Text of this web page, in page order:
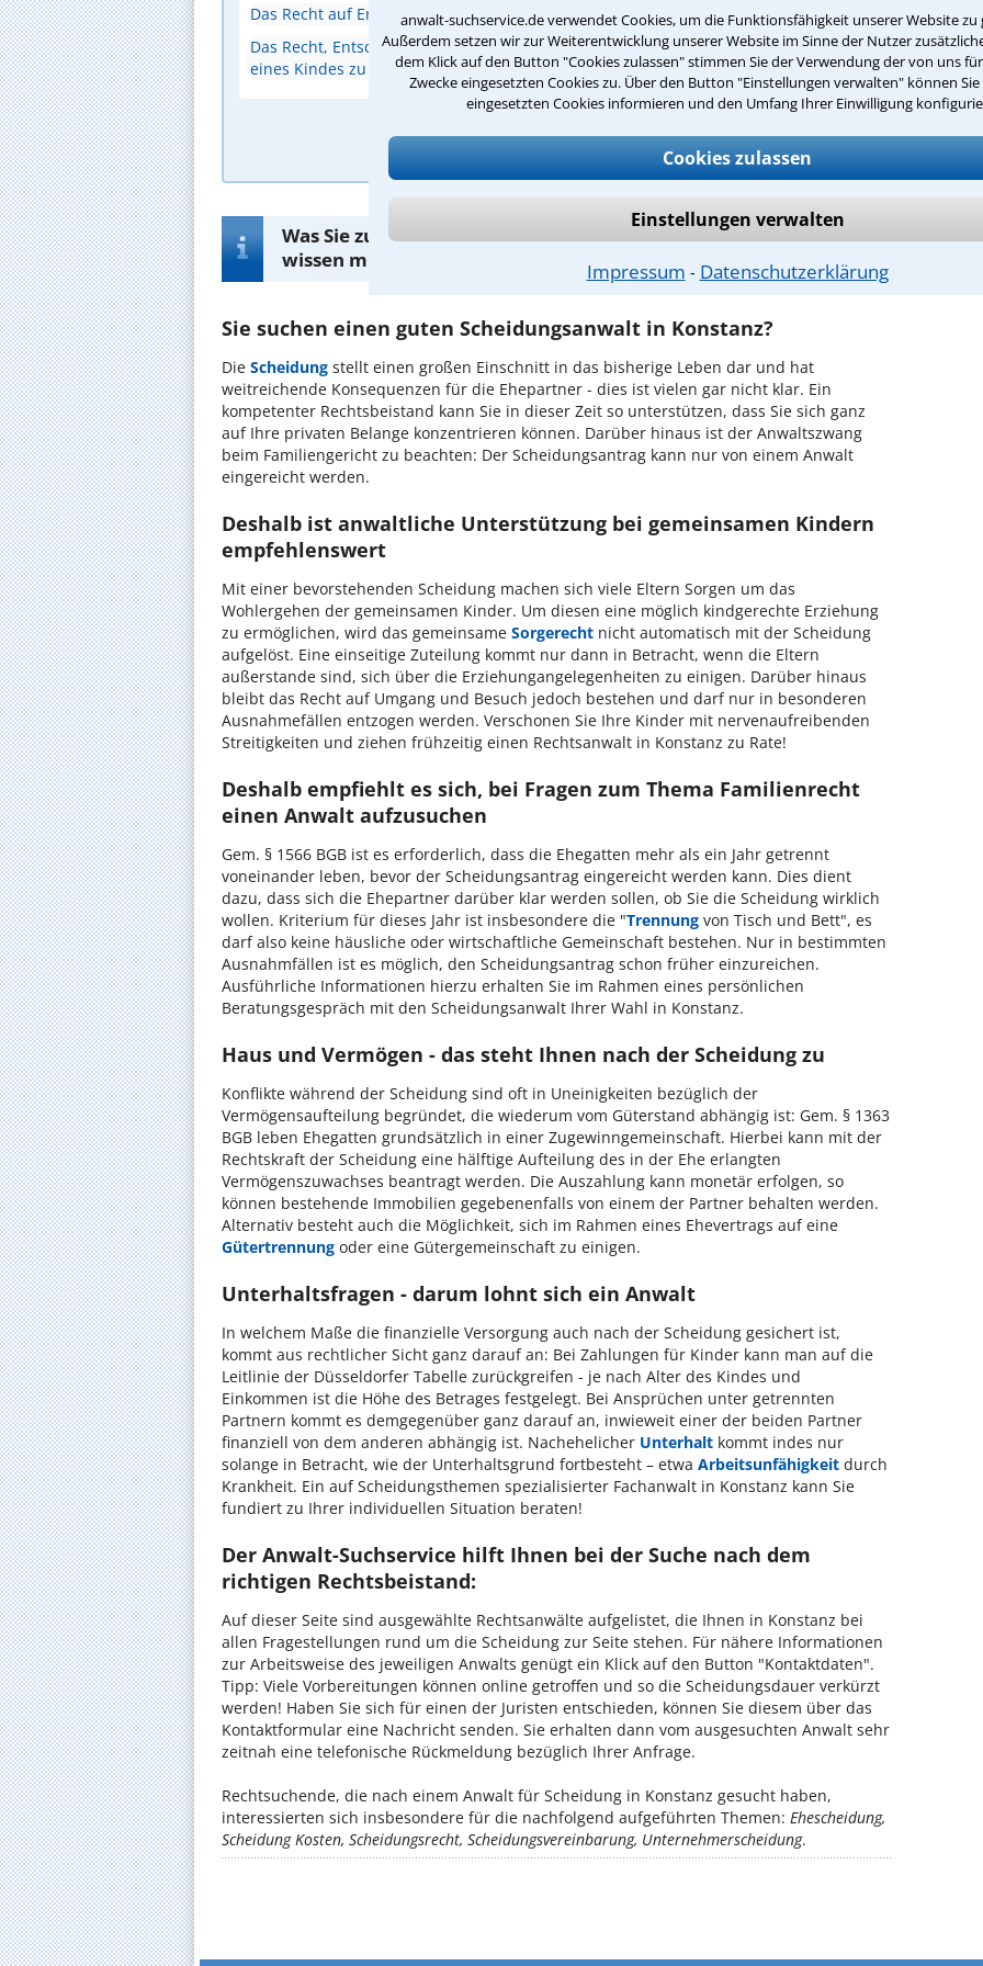
anwalt-suchservice.de verwendet Cookies, um die Funktionsfähigkeit unserer Website zu
Außerdem setzen wir zur Weiterentwicklung unserer Website im Sinne der Nutzer
dem Klick auf den Button "Cookies zulassen" stimmen Sie der Verwendung der von uns
Zwecke eingesetzten Cookies zu. Über den Button "Einstellungen verwalten" können
eingesetzten Cookies informieren und den Umfang Ihrer Einwilligung
Cookies zulassen
Einstellungen verwalten
Impressum ⁃ Datenschutzerklärung
Das Recht auf Erbansprüche innerhalb der Familie
Das Recht, Entscheidungen für die Gesundheit, Ausbildung und Aufenthaltsort
eines Kindes zu treffen
Antwort überprüfen
Was Sie zur Suche nach einem Anwalt für Scheidung in Konstanz
wissen müssen
Sie suchen einen guten Scheidungsanwalt in Konstanz?
Die Scheidung stellt einen großen Einschnitt in das bisherige Leben dar und hat
weitreichende Konsequenzen für die Ehepartner - dies ist vielen gar nicht klar. Ein
kompetenter Rechtsbeistand kann Sie in dieser Zeit so unterstützen, dass Sie sich ganz
auf Ihre privaten Belange konzentrieren können. Darüber hinaus ist der Anwaltszwang
beim Familiengericht zu beachten: Der Scheidungsantrag kann nur von einem Anwalt
eingereicht werden.
Deshalb ist anwaltliche Unterstützung bei gemeinsamen Kindern
empfehlenswert
Mit einer bevorstehenden Scheidung machen sich viele Eltern Sorgen um das
Wohlergehen der gemeinsamen Kinder. Um diesen eine möglich kindgerechte Erziehung
zu ermöglichen, wird das gemeinsame Sorgerecht nicht automatisch mit der Scheidung
aufgelöst. Eine einseitige Zuteilung kommt nur dann in Betracht, wenn die Eltern
außerstande sind, sich über die Erziehungangelegenheiten zu einigen. Darüber hinaus
bleibt das Recht auf Umgang und Besuch jedoch bestehen und darf nur in besonderen
Ausnahmefällen entzogen werden. Verschonen Sie Ihre Kinder mit nervenaufreibenden
Streitigkeiten und ziehen frühzeitig einen Rechtsanwalt in Konstanz zu Rate!
Deshalb empfiehlt es sich, bei Fragen zum Thema Familienrecht
einen Anwalt aufzusuchen
Gem. § 1566 BGB ist es erforderlich, dass die Ehegatten mehr als ein Jahr getrennt
voneinander leben, bevor der Scheidungsantrag eingereicht werden kann. Dies dient
dazu, dass sich die Ehepartner darüber klar werden sollen, ob Sie die Scheidung wirklich
wollen. Kriterium für dieses Jahr ist insbesondere die "Trennung von Tisch und Bett", es
darf also keine häusliche oder wirtschaftliche Gemeinschaft bestehen. Nur in bestimmten
Ausnahmfällen ist es möglich, den Scheidungsantrag schon früher einzureichen.
Ausführliche Informationen hierzu erhalten Sie im Rahmen eines persönlichen
Beratungsgespräch mit den Scheidungsanwalt Ihrer Wahl in Konstanz.
Haus und Vermögen - das steht Ihnen nach der Scheidung zu
Konflikte während der Scheidung sind oft in Uneinigkeiten bezüglich der
Vermögensaufteilung begründet, die wiederum vom Güterstand abhängig ist: Gem. § 1363
BGB leben Ehegatten grundsätzlich in einer Zugewinngemeinschaft. Hierbei kann mit der
Rechtskraft der Scheidung eine hälftige Aufteilung des in der Ehe erlangten
Vermögenszuwachses beantragt werden. Die Auszahlung kann monetär erfolgen, so
können bestehende Immobilien gegebenenfalls von einem der Partner behalten werden.
Alternativ besteht auch die Möglichkeit, sich im Rahmen eines Ehevertrags auf eine
Gütertrennung oder eine Gütergemeinschaft zu einigen.
Unterhaltsfragen - darum lohnt sich ein Anwalt
In welchem Maße die finanzielle Versorgung auch nach der Scheidung gesichert ist,
kommt aus rechtlicher Sicht ganz darauf an: Bei Zahlungen für Kinder kann man auf die
Leitlinie der Düsseldorfer Tabelle zurückgreifen - je nach Alter des Kindes und
Einkommen ist die Höhe des Betrages festgelegt. Bei Ansprüchen unter getrennten
Partnern kommt es demgegenüber ganz darauf an, inwieweit einer der beiden Partner
finanziell von dem anderen abhängig ist. Nachehelicher Unterhalt kommt indes nur
solange in Betracht, wie der Unterhaltsgrund fortbesteht – etwa Arbeitsunfähigkeit durch
Krankheit. Ein auf Scheidungsthemen spezialisierter Fachanwalt in Konstanz kann Sie
fundiert zu Ihrer individuellen Situation beraten!
Der Anwalt-Suchservice hilft Ihnen bei der Suche nach dem
richtigen Rechtsbeistand:
Auf dieser Seite sind ausgewählte Rechtsanwälte aufgelistet, die Ihnen in Konstanz bei
allen Fragestellungen rund um die Scheidung zur Seite stehen. Für nähere Informationen
zur Arbeitsweise des jeweiligen Anwalts genügt ein Klick auf den Button "Kontaktdaten".
Tipp: Viele Vorbereitungen können online getroffen und so die Scheidungsdauer verkürzt
werden! Haben Sie sich für einen der Juristen entschieden, können Sie diesem über das
Kontaktformular eine Nachricht senden. Sie erhalten dann vom ausgesuchten Anwalt sehr
zeitnah eine telefonische Rückmeldung bezüglich Ihrer Anfrage.
Rechtsuchende, die nach einem Anwalt für Scheidung in Konstanz gesucht haben,
interessierten sich insbesondere für die nachfolgend aufgeführten Themen: Ehescheidung,
Scheidung Kosten, Scheidungsrecht, Scheidungsvereinbarung, Unternehmerscheidung.